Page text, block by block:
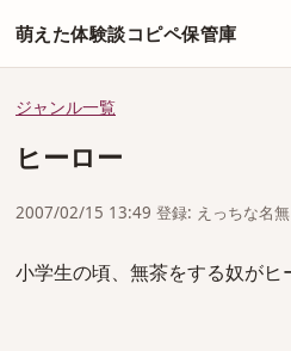
萌えた体験談コピペ保管庫
ジャンル一覧
ヒーロー
2007/02/15 13:49 登録: えっちな名無
小学生の頃、無茶をする奴がヒ